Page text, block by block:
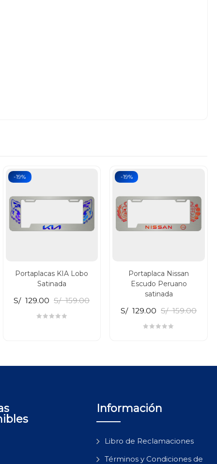
Portaplacas KIA Lobo
Satinada
S/ 159.00
S/ 129.00
-19%
Portaplaca Nissan
Escudo Peruano
satinada
S/ 159.00
S/ 129.00
-19%
Información
Libro de Reclamaciones
Términos y Condiciones de